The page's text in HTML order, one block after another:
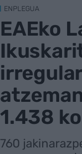
ENPLEGUA
EAEko
1.438
760